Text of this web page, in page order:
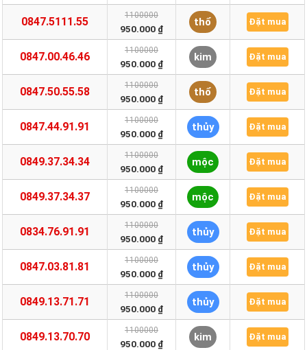
0847.5111.55 1100000
950.000 ₫
thổ Đặt mua
0847.00.46.46 1100000
950.000 ₫
kim Đặt mua
0847.50.55.58 1100000
950.000 ₫
thổ Đặt mua
0847.44.91.91 1100000
950.000 ₫
thủy Đặt mua
0849.37.34.34 1100000
950.000 ₫
mộc Đặt mua
0849.37.34.37 1100000
950.000 ₫
mộc Đặt mua
0834.76.91.91 1100000
950.000 ₫
thủy Đặt mua
0847.03.81.81 1100000
950.000 ₫
thủy Đặt mua
0849.13.71.71 1100000
950.000 ₫
thủy Đặt mua
0849.13.70.70 1100000
950.000 ₫
kim Đặt mua